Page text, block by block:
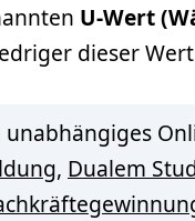
U-Wert
dieser
unabhängiges
, Dualem